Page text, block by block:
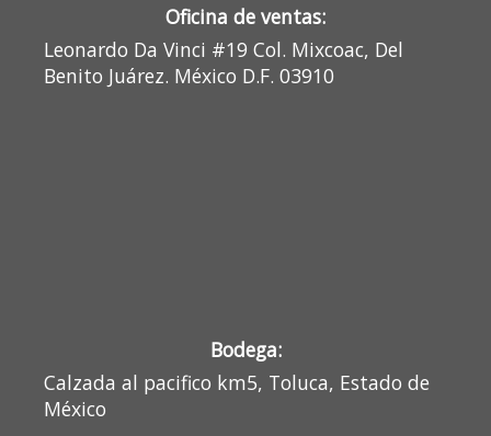
Oficina de ventas:
Leonardo Da Vinci #19 Col. Mixcoac, Del
Benito Juárez. México D.F. 03910
Bodega:
Calzada al pacifico km5, Toluca, Estado de
México